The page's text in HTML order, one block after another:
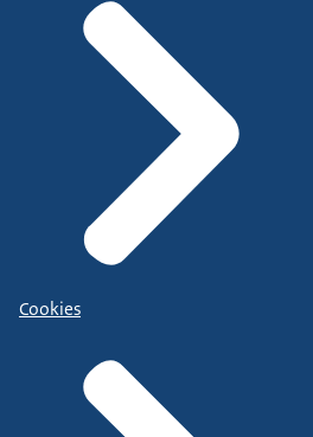
Cookies